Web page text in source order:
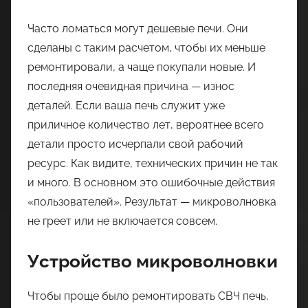
Часто ломаться могут дешевые печи. Они
сделаны с таким расчетом, чтобы их меньше
ремонтировали, а чаще покупали новые. И
последняя очевидная причина — износ
деталей. Если ваша печь служит уже
приличное количество лет, вероятнее всего
детали просто исчерпали свой рабочий
ресурс. Как видите, технических причин не так
и много. В основном это ошибочные действия
«пользователей». Результат — микроволновка
не греет или не включается совсем.
Устройство микроволновки
Чтобы проще было ремонтировать СВЧ печь,